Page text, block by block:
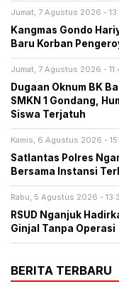
Jumat, 7 Agustus 2026 -
Kangmas Gondo
Baru Korban
Jumat, 7 Agustus 2026 -
Dugaan Oknum BK
SMKN 1 Gondang,
Siswa Terjatuh
Kamis, 6 Agustus 2026 -
Satlantas Polres
Bersama Instansi
Rabu, 5 Agustus 2026 -
RSUD Nganjuk
Ginjal Tanpa Operasi
BERITA TERBARU